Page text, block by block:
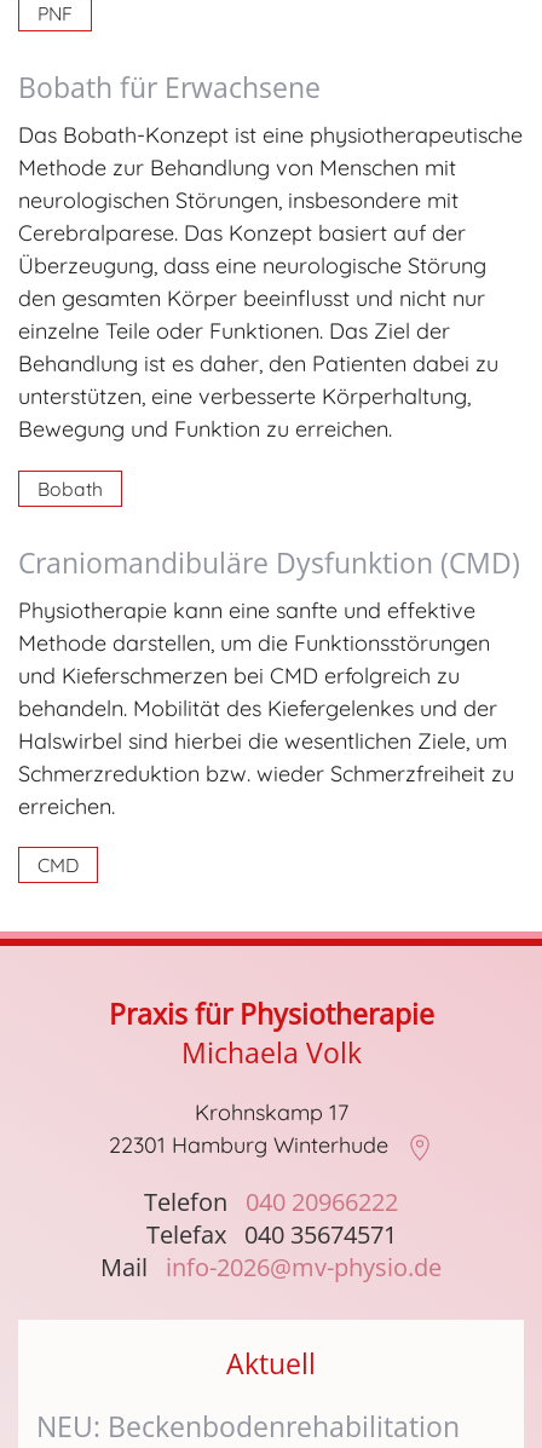
PNF
Bobath für Erwachsene
Das Bobath-Konzept ist eine physiotherapeutische
Methode zur Behandlung von Menschen mit
neurologischen Störungen, insbesondere mit
Cerebralparese. Das Konzept basiert auf der
Überzeugung, dass eine neurologische Störung
den gesamten Körper beeinflusst und nicht nur
einzelne Teile oder Funktionen. Das Ziel der
Behandlung ist es daher, den Patienten dabei zu
unterstützen, eine verbesserte Körperhaltung,
Bewegung und Funktion zu erreichen.
Bobath
Craniomandibuläre Dysfunktion (CMD)
Physiotherapie kann eine sanfte und effektive
Methode darstellen, um die Funktionsstörungen
und Kieferschmerzen bei CMD erfolgreich zu
behandeln. Mobilität des Kiefergelenkes und der
Halswirbel sind hierbei die wesentlichen Ziele, um
Schmerzreduktion bzw. wieder Schmerzfreiheit zu
erreichen.
CMD
Praxis für Physiotherapie
Michaela Volk
Krohnskamp 17
22301 Hamburg Winterhude
Telefon 040 20966222
Telefax 040 35674571
Mail info-2026@mv-physio.de
Aktuell
NEU: Beckenbodenrehabilitation